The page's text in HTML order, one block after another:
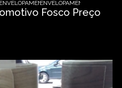
AUTOMOTIVO
ENVELOPAMENTO AUTOMOTIVO CROMADO
ENVELOPAMENTO
Fosco Preço